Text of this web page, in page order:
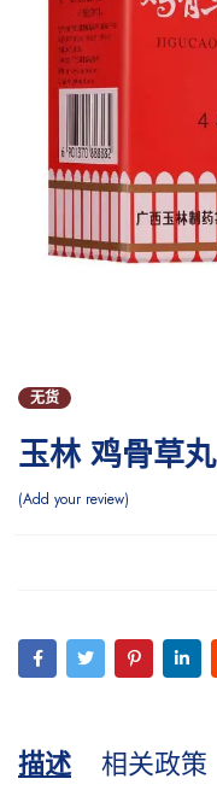
无货
玉林 鸡骨草丸
Add your review
描述 相关政策